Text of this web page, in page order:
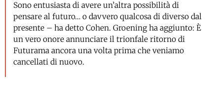
Sono entusiasta di avere un’altra possibilità di
pensare al futuro… o davvero qualcosa di diverso dal
presente – ha detto Cohen. Groening ha aggiunto: È
un vero onore annunciare il trionfale ritorno di
Futurama ancora una volta prima che veniamo
cancellati di nuovo.